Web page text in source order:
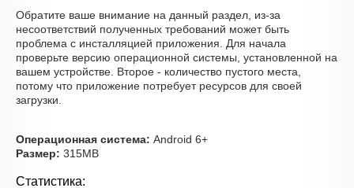
Обратите ваше внимание на данный раздел, из-за
несоответствий полученных требований может быть
проблема с инсталляцией приложения. Для начала
проверьте версию операционной системы, установленной на
вашем устройстве. Второе - количество пустого места,
потому что приложение потребует ресурсов для своей
загрузки.
Операционная система: Android 6+
Размер: 315MB
Статистика: